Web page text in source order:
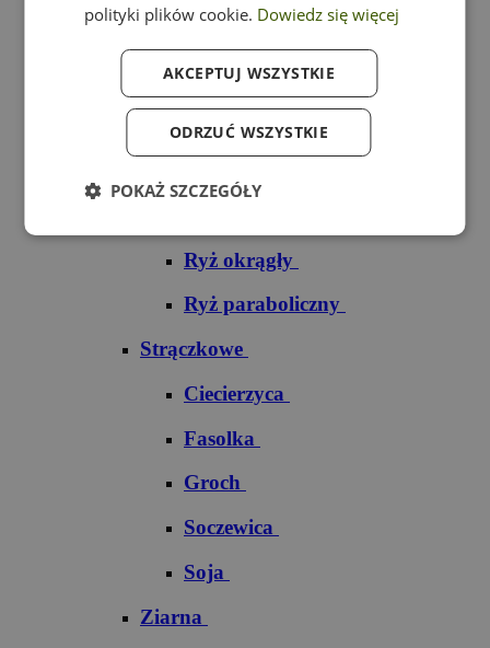
Ryż czerwony
Ryż do sushi
Ryż okrągły
Ryż paraboliczny
Strączkowe
Ciecierzyca
Fasolka
Groch
Soczewica
Soja
Ziarna
polityki plików cookie. Dowiedz się więcej
AKCEPTUJ WSZYSTKIE
ODRZUĆ WSZYSTKIE
POKAŻ SZCZEGÓŁY